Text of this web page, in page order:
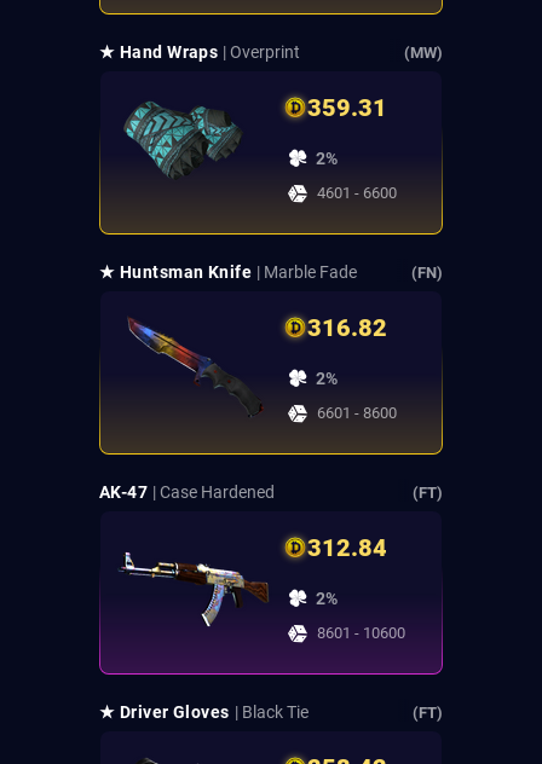
★ Hand Wraps | Overprint (MW)
359.31
2%
4601 - 6600
★ Huntsman Knife | Marble Fade (FN)
316.82
2%
6601 - 8600
AK-47 | Case Hardened (FT)
312.84
2%
8601 - 10600
★ Driver Gloves | Black Tie (FT)